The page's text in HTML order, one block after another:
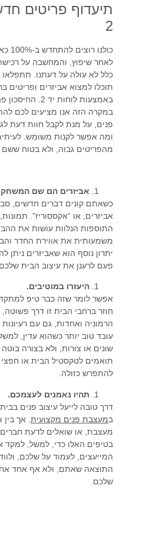
תיעדוף פריטים
2
כלל לא עולה על דעתנו. תתפלאו
תוכלו למצוא אביזרים ופריטים
באמצעות לוחות
במקרה הזה אנו מציעים לכם
פנים, על מנת לקבל חוות דעת
ומה אפשר לקנות משומש.
מהפריטים גבוה, ולא בטוח
אביזרים הם שם
כשאתם קונים דברים חדשים,
אביזרים, או “אקססוריז”.
התוספות הנלוות עושות את
משמעותית את אווירת החדר
יתרון נוסף הוא שאביזרים ניתן
פעם לרענן את עיצוב הבית
היעזרו במוטיבים.
אפשר לומר שזה כבר טיפ
חוזר ברחבי הבית זו דרך
הרמוניה ואחדות, גם עם רעיונות
עובד טוב יותר כשהוא עדין,
שונים או צורות, ולא בצורה
תואמים לטקסטיל הבית או חפצי
להתפרש כזולה.
תהיו נאמנים לעצמכם.
דרך טובה לייעל עיצוב פנים
במעצבת פנים מקצועית. אך
מעצבת, או שואלים לדעת חברים
בטיפים האלו כדי, למשל,
המייעצים, לעמוד על שלכם,
התוצאה שאתם, ולא אף אחד
שלכם.